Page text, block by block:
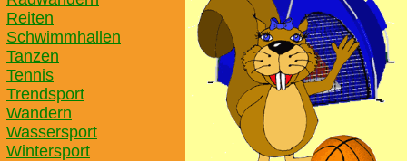
Reiten
Schwimmhallen
Tanzen
Tennis
Trendsport
Wandern
Wassersport
Wintersport